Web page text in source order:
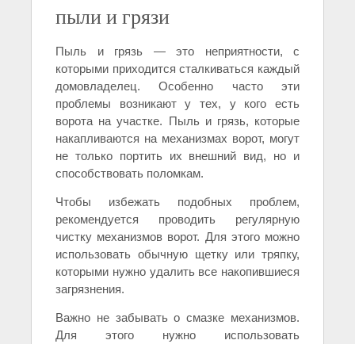
пыли и грязи
Пыль и грязь — это неприятности, с
которыми приходится сталкиваться каждый
домовладелец. Особенно часто эти
проблемы возникают у тех, у кого есть
ворота на участке. Пыль и грязь, которые
накапливаются на механизмах ворот, могут
не только портить их внешний вид, но и
способствовать поломкам.
Чтобы избежать подобных проблем,
рекомендуется проводить регулярную
чистку механизмов ворот. Для этого можно
использовать обычную щетку или тряпку,
которыми нужно удалить все накопившиеся
загрязнения.
Важно не забывать о смазке механизмов.
Для этого нужно использовать